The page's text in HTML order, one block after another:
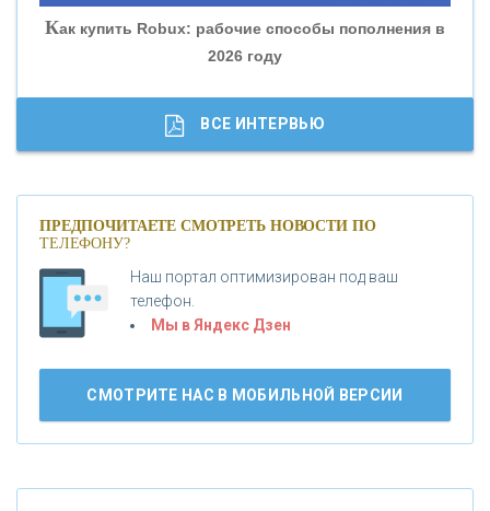
«ГАЗПРОМБАНК»
«БАНК ВОЗРОЖДЕНИЕ»
АО «КРЕДИТ ЕВРОПА БАНК»
Как купить Robux: рабочие способы пополнения в
2026 году
Банки.ру обновил логотип впервые за 19 лет -
ВСЕ ИНТЕРВЬЮ
ПРЕДПОЧИТАЕТЕ СМОТРЕТЬ НОВОСТИ ПО
ТЕЛЕФОНУ?
Наш портал оптимизирован под ваш
телефон.
Мы в Яндекс Дзен
СМОТРИТЕ НАС В МОБИЛЬНОЙ ВЕРСИИ